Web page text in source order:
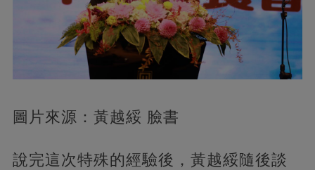
圖片來源：黃越綏 臉書
說完這次特殊的經驗後，黃越綏隨後談